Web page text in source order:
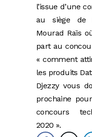
l’issue d’une
au siège de
Mourad Raïs
part au
« comment
les produits
Djezzy vous
prochaine
concours
2020 ».